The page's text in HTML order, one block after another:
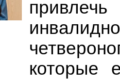
которые